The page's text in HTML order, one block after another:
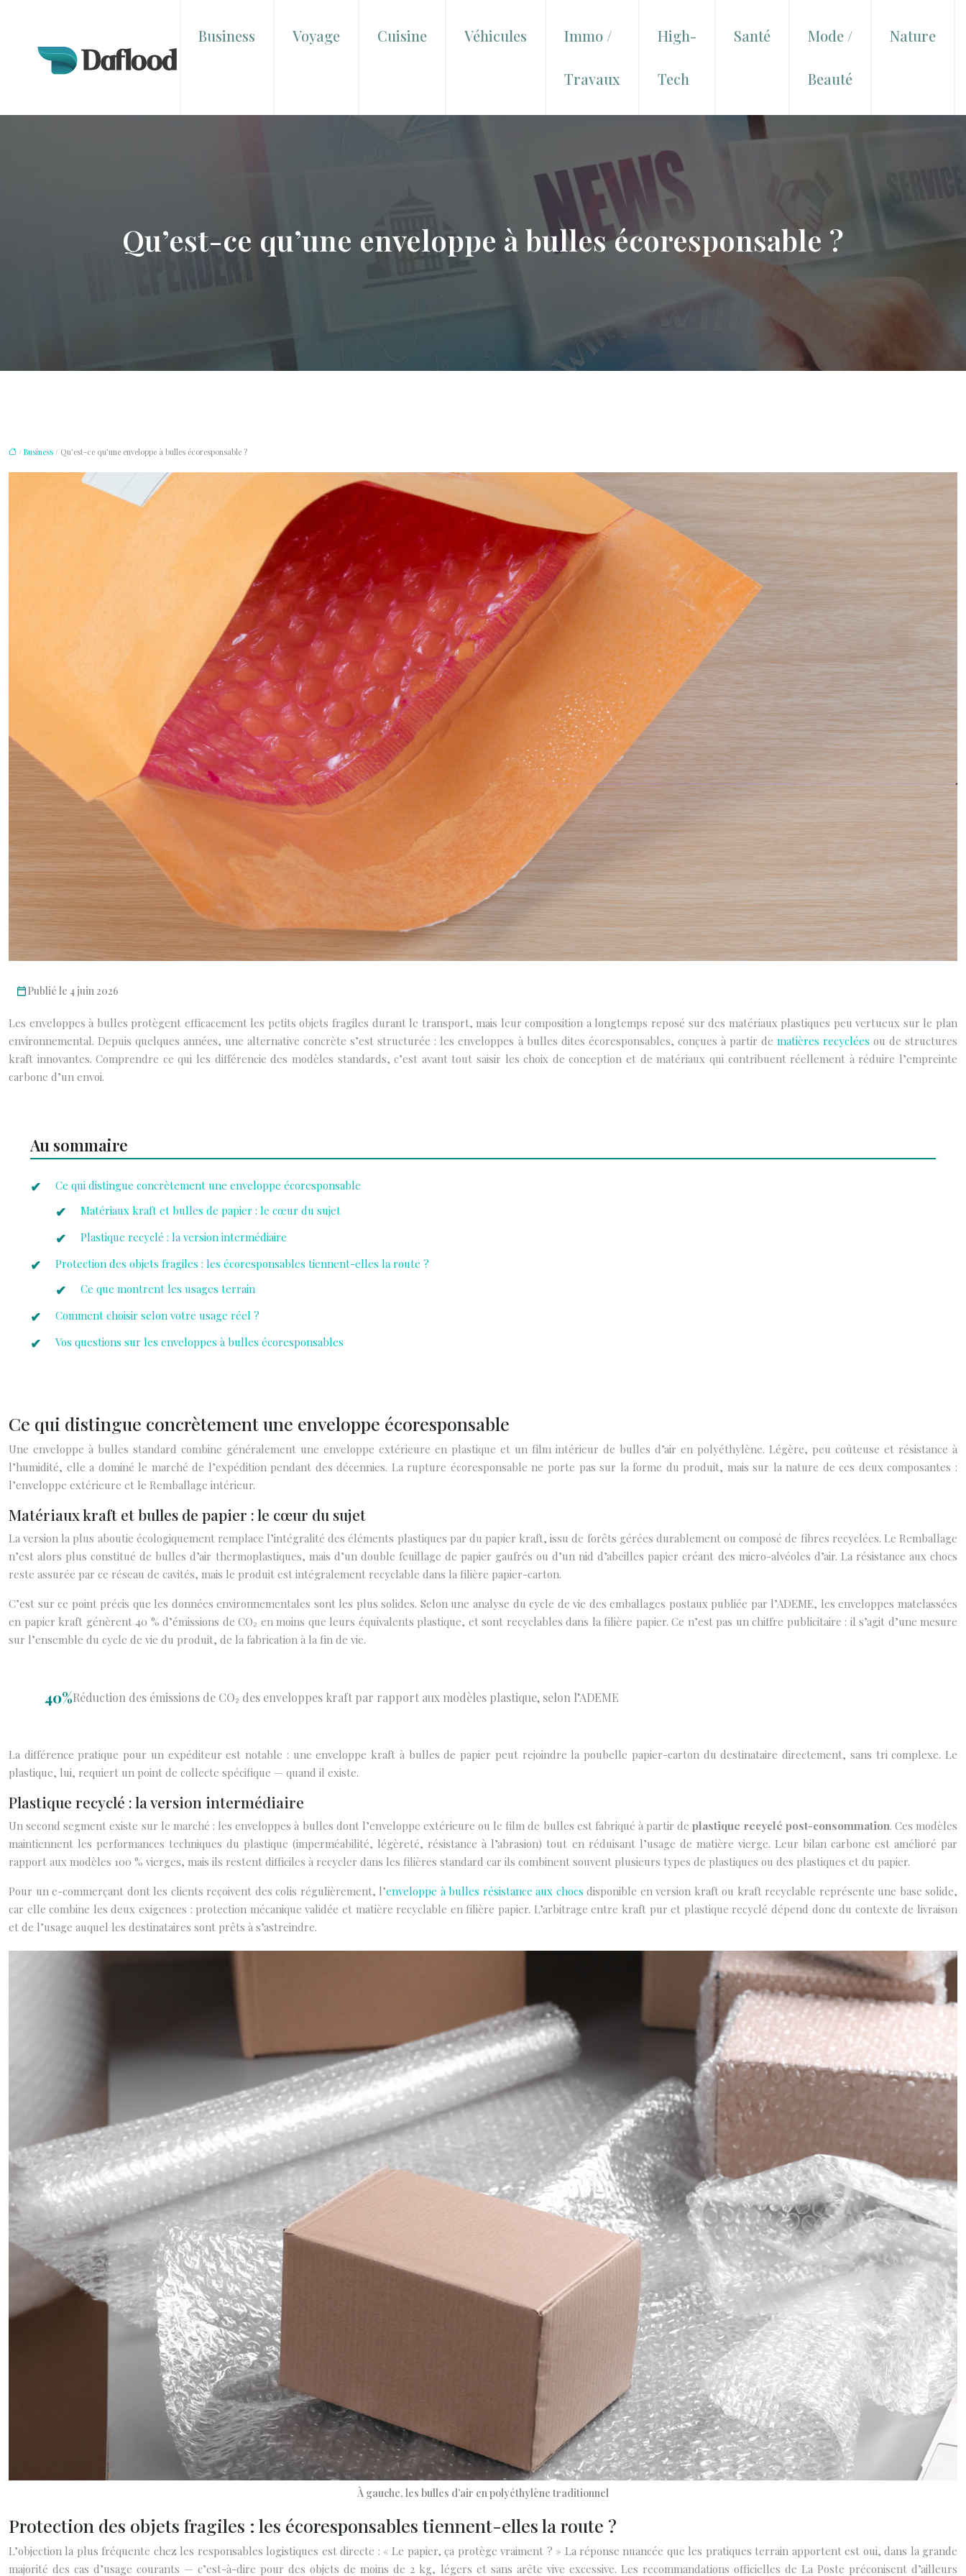
Business Voyage Cuisine Véhicules Immo /
Travaux
High-
Tech
Santé Mode /
Beauté
Nature
Qu’est-ce qu’une enveloppe à bulles écoresponsable ?
/ Business / Qu’est-ce qu’une enveloppe à bulles écoresponsable ?
Publié le 4 juin 2026
Les enveloppes à bulles protègent efficacement les petits objets fragiles durant le transport, mais leur composition a longtemps reposé sur des matériaux plastiques peu vertueux sur le plan
environnemental. Depuis quelques années, une alternative concrète s’est structurée : les enveloppes à bulles dites écoresponsables, conçues à partir de matières recyclées ou de structures
kraft innovantes. Comprendre ce qui les différencie des modèles standards, c’est avant tout saisir les choix de conception et de matériaux qui contribuent réellement à réduire l’empreinte
carbone d’un envoi.
Au sommaire
Ce qui distingue concrètement une enveloppe écoresponsable
Matériaux kraft et bulles de papier : le cœur du sujet
Plastique recyclé : la version intermédiaire
Protection des objets fragiles : les écoresponsables tiennent-elles la route ?
Ce que montrent les usages terrain
Comment choisir selon votre usage réel ?
Vos questions sur les enveloppes à bulles écoresponsables
Ce qui distingue concrètement une enveloppe écoresponsable
Une enveloppe à bulles standard combine généralement une enveloppe extérieure en plastique et un film intérieur de bulles d’air en polyéthylène. Légère, peu coûteuse et résistance à
l’humidité, elle a dominé le marché de l’expédition pendant des décennies. La rupture écoresponsable ne porte pas sur la forme du produit, mais sur la nature de ces deux composantes :
l’enveloppe extérieure et le Remballage intérieur.
Matériaux kraft et bulles de papier : le cœur du sujet
La version la plus aboutie écologiquement remplace l’intégralité des éléments plastiques par du papier kraft, issu de forêts gérées durablement ou composé de fibres recyclées. Le Remballage
n’est alors plus constitué de bulles d’air thermoplastiques, mais d’un double feuillage de papier gaufrés ou d’un nid d’abeilles papier créant des micro-alvéoles d’air. La résistance aux chocs
reste assurée par ce réseau de cavités, mais le produit est intégralement recyclable dans la filière papier-carton.
C’est sur ce point précis que les données environnementales sont les plus solides. Selon une analyse du cycle de vie des emballages postaux publiée par l’ADEME, les enveloppes matelassées
en papier kraft génèrent 40 % d’émissions de CO₂ en moins que leurs équivalents plastique, et sont recyclables dans la filière papier. Ce n’est pas un chiffre publicitaire : il s’agit d’une mesure
sur l’ensemble du cycle de vie du produit, de la fabrication à la fin de vie.
40%Réduction des émissions de CO₂ des enveloppes kraft par rapport aux modèles plastique, selon l’ADEME
La différence pratique pour un expéditeur est notable : une enveloppe kraft à bulles de papier peut rejoindre la poubelle papier-carton du destinataire directement, sans tri complexe. Le
plastique, lui, requiert un point de collecte spécifique — quand il existe.
Plastique recyclé : la version intermédiaire
Un second segment existe sur le marché : les enveloppes à bulles dont l’enveloppe extérieure ou le film de bulles est fabriqué à partir deplastique recyclé post-consommation. Ces modèles
maintiennent les performances techniques du plastique (imperméabilité, légèreté, résistance à l’abrasion) tout en réduisant l’usage de matière vierge. Leur bilan carbone est amélioré par
rapport aux modèles 100 % vierges, mais ils restent difficiles à recycler dans les filières standard car ils combinent souvent plusieurs types de plastiques ou des plastiques et du papier.
Pour un e-commerçant dont les clients reçoivent des colis régulièrement, l’enveloppe à bulles résistance aux chocs disponible en version kraft ou kraft recyclable représente une base solide,
car elle combine les deux exigences : protection mécanique validée et matière recyclable en filière papier. L’arbitrage entre kraft pur et plastique recyclé dépend donc du contexte de livraison
et de l’usage auquel les destinataires sont prêts à s’astreindre.
À gauche, les bulles d’air en polyéthylène traditionnel
Protection des objets fragiles : les écoresponsables tiennent-elles la route ?
L’objection la plus fréquente chez les responsables logistiques est directe : « Le papier, ça protège vraiment ? » La réponse nuancée que les pratiques terrain apportent est oui, dans la grande
majorité des cas d’usage courants — c’est-à-dire pour des objets de moins de 2 kg, légers et sans arête vive excessive. Les recommandations officielles de La Poste préconisent d’ailleurs